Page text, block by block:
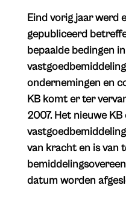
Eind vorig jaar werd
gepubliceerd
bepaalde bedingen
ondernemingen en
KB komt er ter
2007. Het nieuwe KB
van kracht en is van
datum worden